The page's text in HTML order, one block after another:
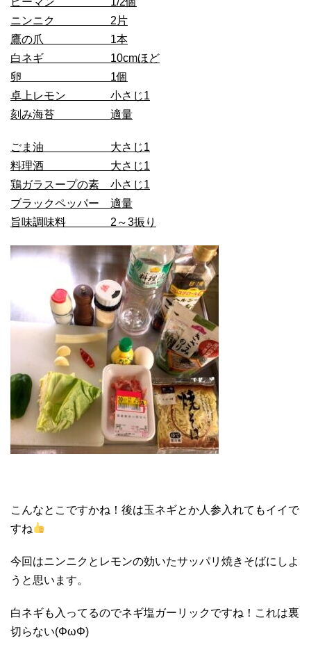
ニンニク 2片
鷹の爪 1本
白ネギ 10cmほど
卵 1個
卓上レモン 小さじ1
刻み海苔 適量
ごま油 大さじ1
料理酒 大さじ1
鶏ガラスープの素 小さじ1
ブラックペッパー 適量
旨味調味料 2～3振り
こんなとこですかね！後は玉ネギとか人参入れてもイイで
すね
今回はニンニクとレモンの効いたサッパリ焼きそばにしよ
うと思います。
白ネギも入ってるのでネギ塩ガーリックですね！これは裏
切らない(ΦωΦ)